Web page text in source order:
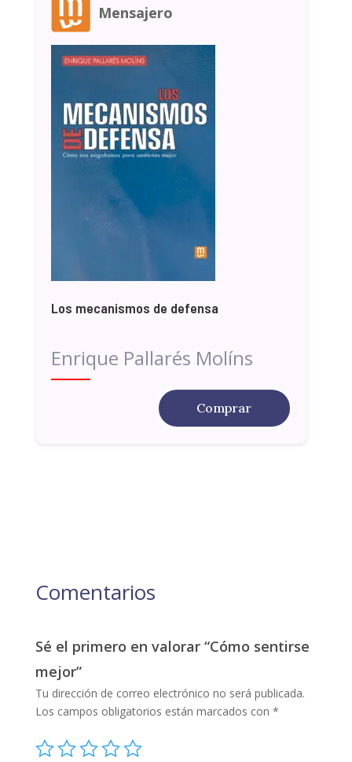
Mensajero
Los mecanismos de defensa
Enrique Pallarés Molíns
Comprar
Comentarios
Sé el primero en valorar “Cómo sentirse
mejor”
Tu dirección de correo electrónico no será publicada.
Los campos obligatorios están marcados con *